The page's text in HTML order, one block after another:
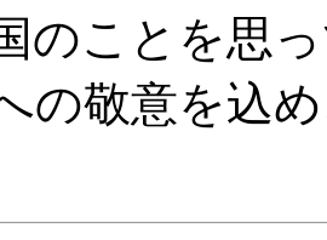
のことを思
の敬意を込